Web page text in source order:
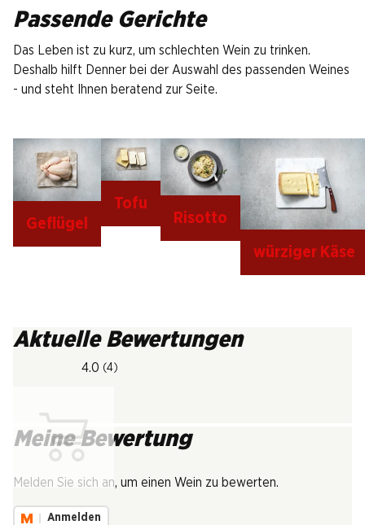
Passende Gerichte
Das Leben ist zu kurz, um schlechten Wein zu trinken.
Deshalb hilft Denner bei der Auswahl des passenden Weines
- und steht Ihnen beratend zur Seite.
Geflügel
Tofu
Risotto
würziger Käse
Aktuelle Bewertungen
4.0 (4)
Meine Bewertung
Melden Sie sich an, um einen Wein zu bewerten.
Anmelden